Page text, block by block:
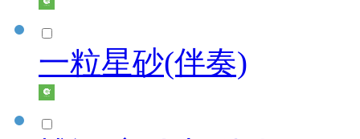
一粒星砂(伴奏)